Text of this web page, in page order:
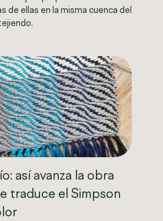
de ellas en la misma cuenca del
así avanza la obra
traduce el Simpson